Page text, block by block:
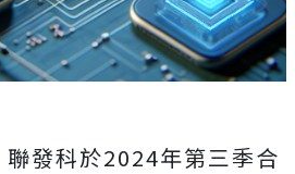
發科於2024年第三季合